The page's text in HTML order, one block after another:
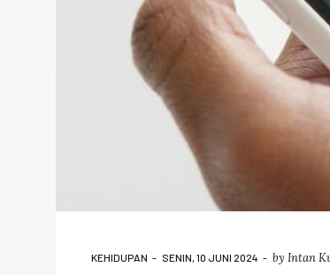
KEHIDUPAN SENIN, 10 JUNI 2024 by Intan